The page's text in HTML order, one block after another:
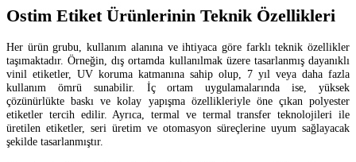
Ostim Etiket Ürünlerinin Teknik Özellikleri
Her ürün grubu, kullanım alanına ve ihtiyaca göre farklı teknik özellikler
taşımaktadır. Örneğin, dış ortamda kullanılmak üzere tasarlanmış dayanıklı
vinil etiketler, UV koruma katmanına sahip olup, 7 yıl veya daha fazla
kullanım ömrü sunabilir. İç ortam uygulamalarında ise, yüksek
çözünürlükte baskı ve kolay yapışma özellikleriyle öne çıkan polyester
etiketler tercih edilir. Ayrıca, termal ve termal transfer teknolojileri ile
üretilen etiketler, seri üretim ve otomasyon süreçlerine uyum sağlayacak
şekilde tasarlanmıştır.